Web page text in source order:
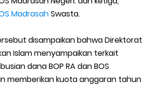
Thursday, 6 August
MadrasahSwasta.
disampaikan bahwa Direktorat
Islam menyampaikan terkait
dana BOP RA dan BOS
memberikan kuota anggaran tahun